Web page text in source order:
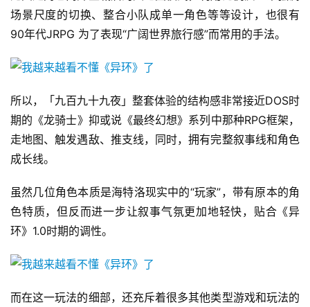
场景尺度的切换、整合小队成单一角色等等设计，也很有
90年代JRPG 为了表现“广阔世界旅行感”而常用的手法。
所以，「九百九十九夜」整套体验的结构感非常接近DOS时
期的《龙骑士》抑或说《最终幻想》系列中那种RPG框架，
走地图、触发遇敌、推支线，同时，拥有完整叙事线和角色
成长线。
虽然几位角色本质是海特洛现实中的“玩家”，带有原本的角
色特质，但反而进一步让叙事气氛更加地轻快，贴合《异
环》1.0时期的调性。
而在这一玩法的细部，还充斥着很多其他类型游戏和玩法的